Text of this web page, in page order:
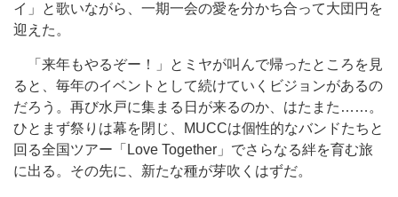
イ」と歌いながら、一期一会の愛を分かち合って大団円を
迎えた。
「来年もやるぞー！」とミヤが叫んで帰ったところを見
ると、毎年のイベントとして続けていくビジョンがあるの
だろう。再び水戸に集まる日が来るのか、はたまた……。
ひとまず祭りは幕を閉じ、MUCCは個性的なバンドたちと
回る全国ツアー「Love Together」でさらなる絆を育む旅
に出る。その先に、新たな種が芽吹くはずだ。